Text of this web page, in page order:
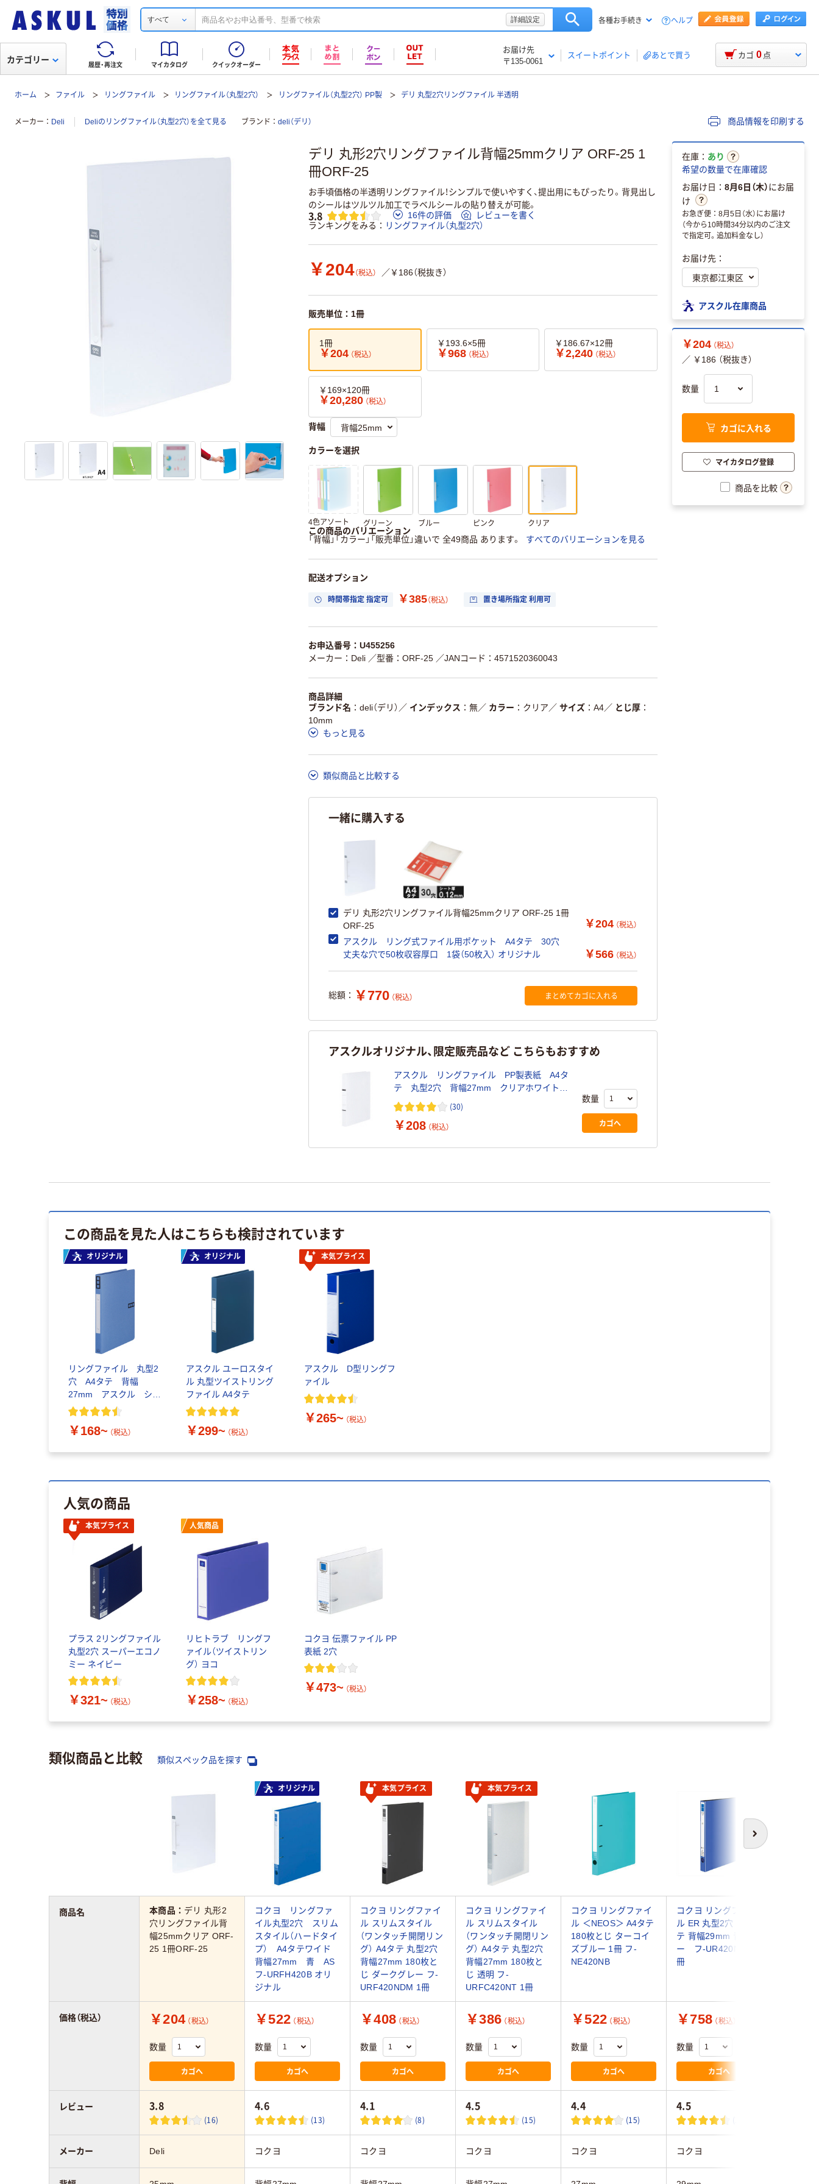
すべて 詳細設定 各種お手続き ヘルプ
履歴・再注文 マイカタログ クイックオーダー
お届け先
〒135-0061
スイートポイント あとで買う
カテゴリー カゴ 0 点
ホーム ファイル リングファイル リングファイル（丸型2穴） リングファイル（丸型2穴） PP製 デリ 丸型2穴リングファイル 半透明
メーカー Deli Deliのリングファイル（丸型2穴）を全て見る ブランド deli（デリ） 商品情報を印刷する
デリ 丸形2穴リングファイル背幅25mmクリア ORF-25 1
冊ORF-25
お手頃価格の半透明リングファイル！シンプルで使いやすく、提出用にもぴったり。背見出し
のシールはツルツル加工でラベルシールの貼り替えが可能。
3.8 16件の評価
レビューを書く
ランキングをみる
リングファイル（丸型2穴）
￥204（税込） ／￥186（税抜き）
販売単位：1冊
1冊
￥204 （税込）
￥193.6×5冊
￥968 （税込）
￥186.67×12冊
￥2,240 （税込）
￥169×120冊
￥20,280 （税込）
背幅
カラーを選択
4色アソート グリーン ブルー ピンク クリア
この商品のバリエーション
「背幅」「カラー」「販売単位」違いで 全49商品 あります。
すべてのバリエーションを見る
配送オプション
時間帯指定 指定可 ￥385（税込） 置き場所指定 利用可
お申込番号：U455256
メーカー：Deli ／型番：ORF-25 ／JANコード：4571520360043
商品詳細
ブランド名
deli（デリ） ／ インデックス 無／ カラー クリア ／ サイズ A4／ とじ厚
10mm
もっと見る
類似商品と比較する
一緒に購入する
デリ 丸形2穴リングファイル背幅25mmクリア ORF-25 1冊
ORF-25
￥204 （税込）
アスクル リング式ファイル用ポケット A4タテ 30穴
丈夫な穴で50枚収容厚口 1袋（50枚入） オリジナル
￥566 （税込）
総額： ￥770 （税込） まとめてカゴに入れる
アスクルオリジナル、限定販売品など こちらもおすすめ
アスクル リングファイル PP製表紙 A4タ
テ 丸型2穴 背幅27mm クリアホワイト
白 ユーロスタイル オリジナル
(30)
￥208 （税込）
数量
カゴへ
在庫： あり
希望の数量で在庫確認
お届け日： 8月6日（木）にお届
け
お急ぎ便：8月5日（水）にお届け
（今から10時間34分以内のご注文
で指定可。追加料金なし）
お届け先：
アスクル在庫商品
￥204 （税込）
／ ￥186 （税抜き）
数量
カゴに入れる
マイカタログ登録
商品を比較
この商品を見た人はこちらも検討されています
オリジナル
リングファイル 丸型2
穴 A4タテ 背幅
27mm アスクル シブ
イロ
￥168~ （税込）
オリジナル
アスクル ユーロスタイ
ル 丸型ツイストリング
ファイル A4タテ
￥299~ （税込）
本気プライス
アスクル D型リングフ
ァイル
￥265~ （税込）
人気の商品
本気プライス
プラス 2リングファイル
丸型2穴 スーパーエコノ
ミー ネイビー
￥321~ （税込）
人気商品
リヒトラブ リングフ
ァイル（ツイストリン
グ） ヨコ
￥258~ （税込）
コクヨ 伝票ファイル PP
表紙 2穴
￥473~ （税込）
類似商品と比較 類似スペック品を探す
次へ
オリジナル 本気プライス 本気プライス
本商品： デリ 丸形2
穴リングファイル背
幅25mmクリア ORF-
25 1冊ORF-25
コクヨ リングファ
イル丸型2穴 スリム
スタイル（ハードタイ
プ） A4タテワイド
背幅27mm 青 AS
フ-URFH420B オリ
ジナル
コクヨ リングファイ
ル スリムスタイル
（ワンタッチ開閉リン
グ） A4タテ 丸型2穴
背幅27mm 180枚と
じ ダークグレー フ-
URF420NDM 1冊
コクヨ リングファイ
ル スリムスタイル
（ワンタッチ開閉リン
グ） A4タテ 丸型2穴
背幅27mm 180枚と
じ 透明 フ-
URFC420NT 1冊
コクヨ リングファイ
ル ＜NEOS＞ A4タテ
180枚とじ ターコイ
ズブルー 1冊 フ-
NE420NB
コクヨ リングファイ
ル ER 丸型2穴 A4タ
テ 背幅29mm 青 ブル
ー フ-UR420NB 1
冊
￥204 （税込）
数量
カゴへ
￥522 （税込）
数量
カゴへ
￥408 （税込）
数量
カゴへ
￥386 （税込）
数量
カゴへ
￥522 （税込）
数量
カゴへ
￥758 （税込）
数量
カゴへ
3.8
(16)
4.6
(13)
4.1
(8)
4.5
(15)
4.4
(15)
4.5
(2)
Deli コクヨ コクヨ コクヨ コクヨ コクヨ
商品名
価格（税込）
レビュー
メーカー